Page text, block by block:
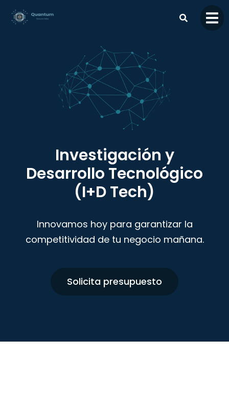
contenido
Investigación y
Desarrollo Tecnológico
(I+D Tech)
Innovamos hoy para garantizar la
competitividad de tu negocio mañana.
Solicita presupuesto